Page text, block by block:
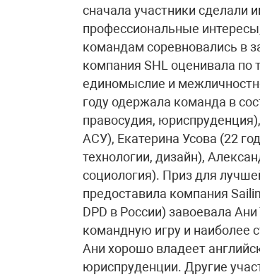
сначала участники сделали
профессиональные
командам соревновались в
компания SHL оценивала по
единомыслие и
году одержала команда в
правосудия,
АСУ), Екатерина Усова (22
технологии, дизайн),
социология). Приз для
предоставила компания
DPD в России) завоевала
командную игру и наиболее
Ани хорошо владеет
юриспруденции. Другие